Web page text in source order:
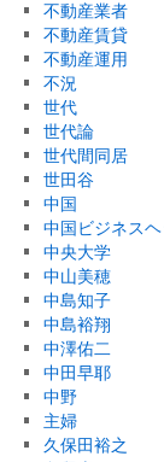
不動産業者
不動産賃貸
不動産運用
不況
世代
世代論
世代間同居
世田谷
中国
中国ビジネス
中央大学
中山美穂
中島知子
中島裕翔
中澤佑二
中田早耶
中野
主婦
久保田裕之